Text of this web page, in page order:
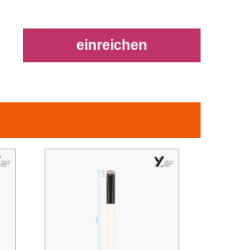
einreichen